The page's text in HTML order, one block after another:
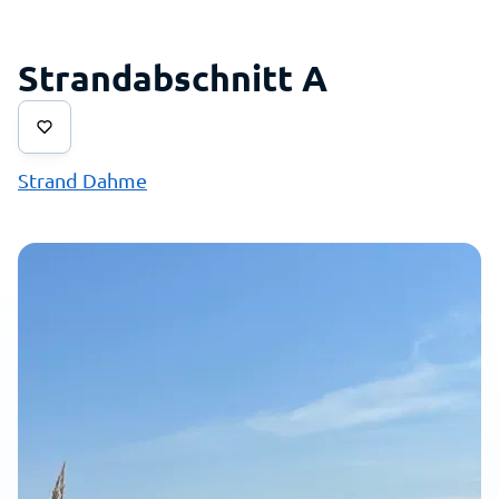
Strandabschnitt A
Strand Dahme